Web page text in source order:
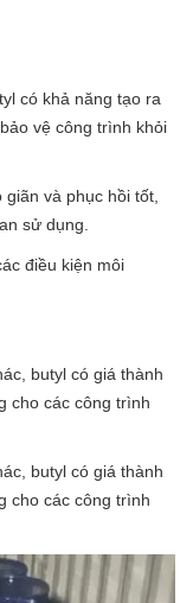
có khả năng tạo ra
vệ công trình khỏi
và phục hồi tốt,
sử dụng.
điều kiện môi
butyl có giá thành
cho các công trình
butyl có giá thành
cho các công trình